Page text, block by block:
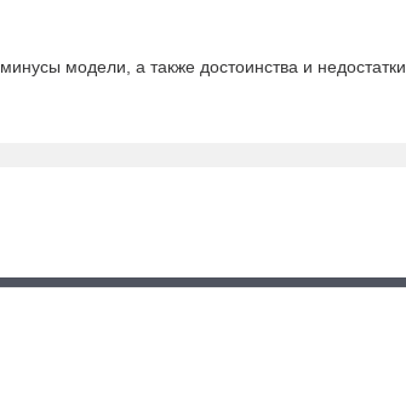
модели, а также достоинства и недостатки